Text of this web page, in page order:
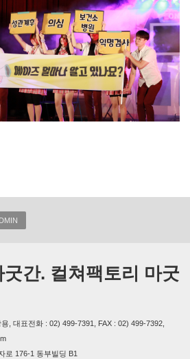
간. 컬쳐팩토리 마굿
, 대표전화 : 02) 499-7391, FAX : 02) 499-7392,
로 176-1 동부빌딩 B1